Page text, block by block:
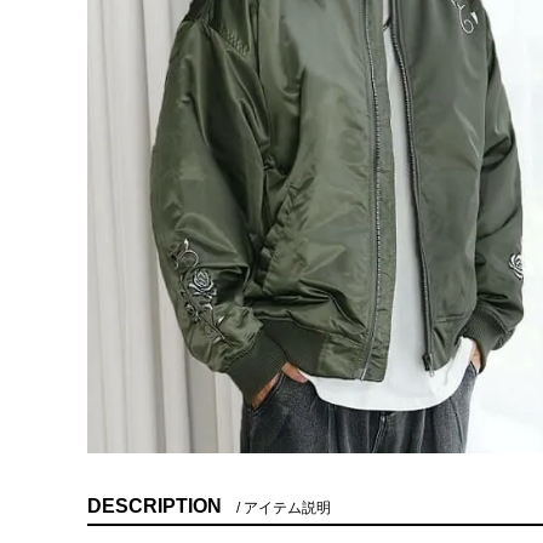
DESCRIPTION アイテム説明